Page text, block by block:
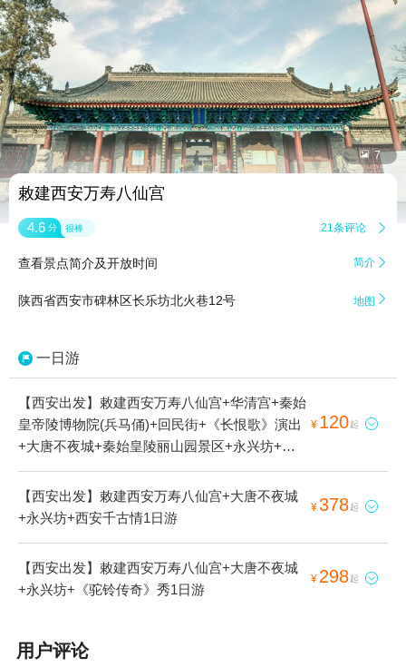
 7
敕建西安万寿八仙宫
4.6 分 很棒 21条评论 
查看景点简介及开放时间 简介 
陕西省西安市碑林区长乐坊北火巷12号 地图 
一日游
【西安出发】敕建西安万寿八仙宫+华清宫+秦始
皇帝陵博物院(兵马俑)+回民街+《长恨歌》演出
+大唐不夜城+秦始皇陵丽山园景区+永兴坊+
《驼铃传奇》秀+西安千古情1日游
¥ 120起 
【西安出发】敕建西安万寿八仙宫+大唐不夜城
+永兴坊+西安千古情1日游
¥378起 
【西安出发】敕建西安万寿八仙宫+大唐不夜城
+永兴坊+《驼铃传奇》秀1日游
¥ 298起 
用户评论
